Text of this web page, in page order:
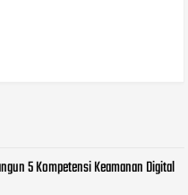
5 Kompetensi Keamanan Digital